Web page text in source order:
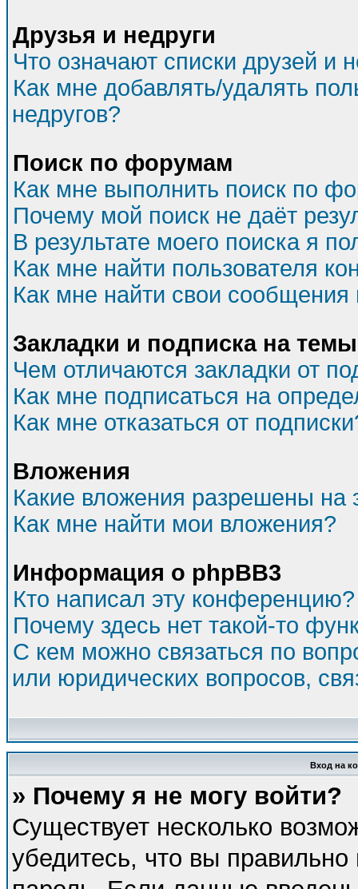
Друзья и недруги
Что означают списки друзей и
Как мне добавлять/удалять
недругов?
Поиск по форумам
Как мне выполнить поиск по
Почему мой поиск не даёт
В результате моего поиска я
Как мне найти пользователя
Как мне найти свои
Закладки и подписка на темы
Чем отличаются закладки от
Как мне подписаться на
Как мне отказаться от
Вложения
Какие вложения разрешены на
Как мне найти мои вложения?
Информация о phpBB3
Кто написал эту конференцию?
Почему здесь нет такой-то
С кем можно связаться по
или юридических вопросов,
Вход на
» Почему я не могу войти?
Существует несколько
убедитесь, что вы